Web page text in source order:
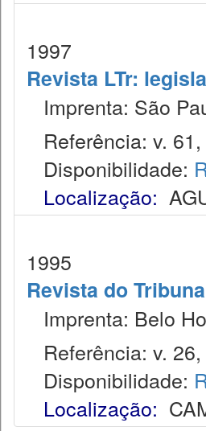
1997
Revista LTr:
Imprenta: São
Referência: v.
Disponibilidade:
Localização:
1995
Revista do
Imprenta: Belo
Referência: v.
Disponibilidade:
Localização: